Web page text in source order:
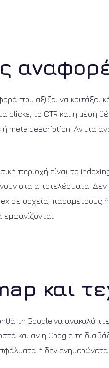
που αξίζει να κοιτάξει
clicks, το CTR και η μέση
meta description. Αν μια
περιοχή είναι το
στα αποτελέσματα. Δεν
σε αρχεία, παραμέτρους
και
τη Google να
και αν η Google το
ή δεν